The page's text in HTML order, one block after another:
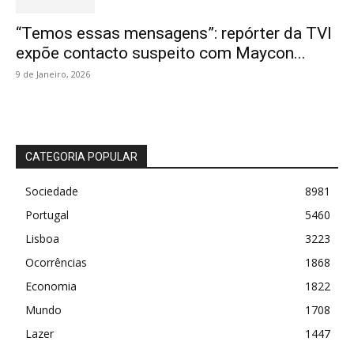
“Temos essas mensagens”: repórter da TVI
expõe contacto suspeito com Maycon...
9 de Janeiro, 2026
CATEGORIA POPULAR
Sociedade
8981
Portugal
5460
Lisboa
3223
Ocorrências
1868
Economia
1822
Mundo
1708
Lazer
1447